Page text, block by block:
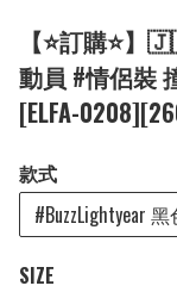
【⭐訂購⭐
動員 #情侶裝
[ELFA-
款式
#BuzzLightyear
SIZE